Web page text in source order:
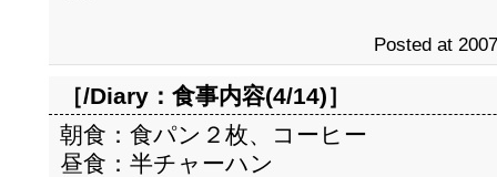
Posted at
［/Diary： 食事内容(4/14)］
朝食：食パン２枚、コーヒー
昼食：半チャーハン